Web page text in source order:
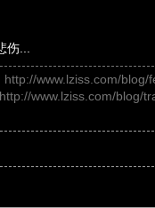
...­
http://www.lziss.com/
http://www.lziss.com/blog/